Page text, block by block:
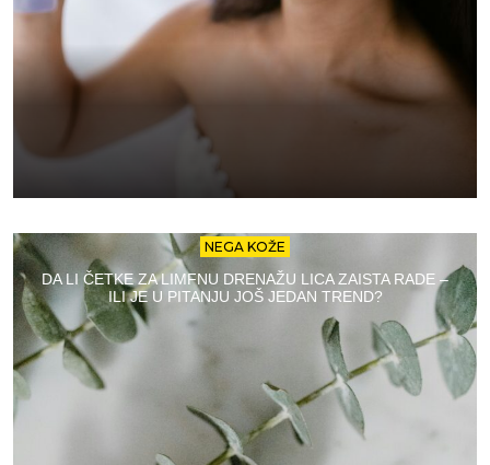
NEGA KOŽE
DA LI ČETKE ZA LIMFNU DRENAŽU LICA ZAISTA RADE –
ILI JE U PITANJU JOŠ JEDAN TREND?